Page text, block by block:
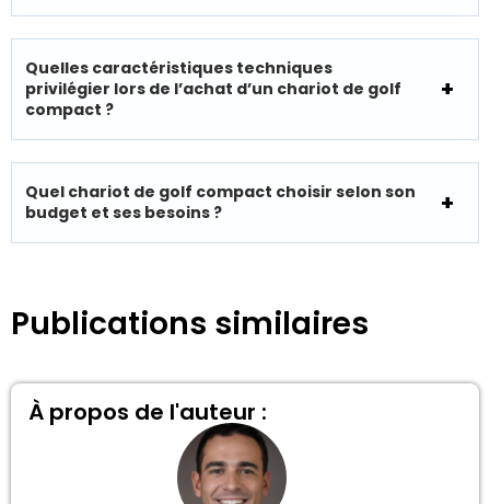
Quelles caractéristiques techniques
privilégier lors de l’achat d’un chariot de golf
compact ?
Quel chariot de golf compact choisir selon son
budget et ses besoins ?
Publications similaires
À propos de l'auteur :